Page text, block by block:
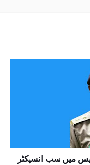
میں سب انسپکٹر